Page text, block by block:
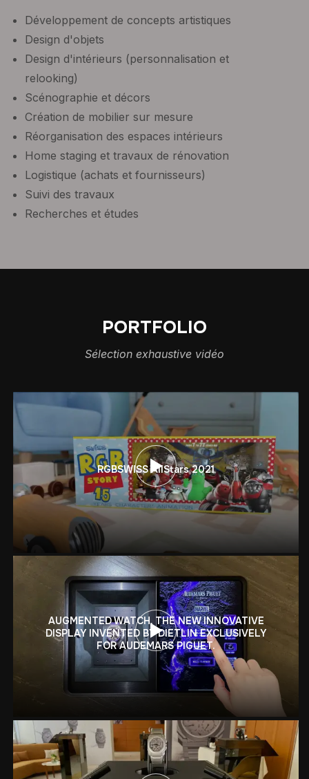
Développement de concepts artistiques
Design d'objets
Design d'intérieurs (personnalisation et
relooking)
Scénographie et décors
Création de mobilier sur mesure
Réorganisation des espaces intérieurs
Home staging et travaux de rénovation
Logistique (achats et fournisseurs)
Suivi des travaux
Recherches et études
PORTFOLIO
Sélection exhaustive vidéo
RGBSWISS AllStars 2021
AUGMENTED WATCH, THE NEW INNOVATIVE
DISPLAY INVENTED BY DIETLIN EXCLUSIVELY
FOR AUDEMARS PIGUET.